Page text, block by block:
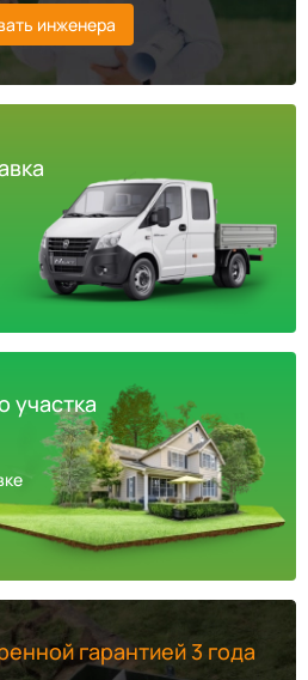
инженера
участка
гарантией 3 года